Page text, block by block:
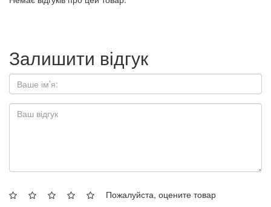
Залишити відгук
Пожалуйста, оцените товар